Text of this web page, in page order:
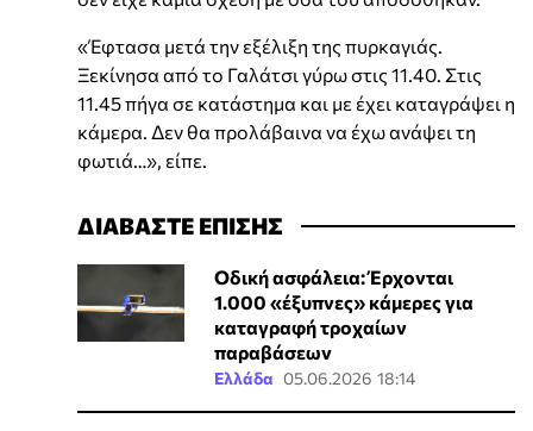
«Έφτασα μετά την εξέλιξη της πυρκαγιάς.
Ξεκίνησα από το Γαλάτσι γύρω στις 11.40. Στις
11.45 πήγα σε κατάστημα και με έχει καταγράψει η
κάμερα. Δεν θα προλάβαινα να έχω ανάψει τη
φωτιά…», είπε.
ΔΙΑΒΑΣΤΕ ΕΠΙΣΗΣ
Οδική ασφάλεια: Έρχονται
1.000 «έξυπνες» κάμερες για
καταγραφή τροχαίων
παραβάσεων
Ελλάδα 05.06.2026 18:14